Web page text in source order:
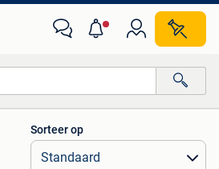
afstanden…
Sorteer op